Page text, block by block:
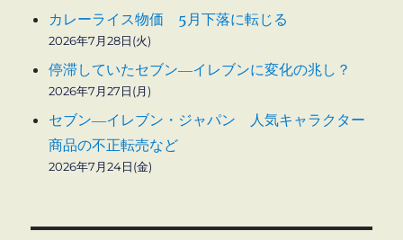
カレーライス物価 5月下落に転じる
2026年7月28日(火)
停滞していたセブン―イレブンに変化の兆し？
2026年7月27日(月)
セブン―イレブン・ジャパン 人気キャラクター
商品の不正転売など
2026年7月24日(金)